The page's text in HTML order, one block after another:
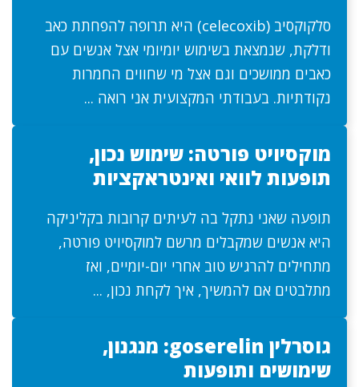
סלקוקסיב (celecoxib) היא תרופה להפחתת כאב
ודלקת, שנמצאת בשימוש יומיומי אצל אנשים עם
כאבים ממושכים וגם אצל מי שחווים החמרות
נקודתיות. בעבודתי המקצועית אני רואה ...
מוקסיויט פורטה: שימוש נכון,
תופעות לוואי ואינטראקציות
תופעה שאני נתקל בה לעיתים קרובות בקליניקה
היא אנשים שמקבלים מרשם למוקסיויט פורטה,
מתחילים להרגיש טוב אחרי יום-יומיים, ואז
מתלבטים אם להמשיך, איך לקחת נכון, ...
גוסרלין goserelin: מנגנון,
שימושים ותופעות